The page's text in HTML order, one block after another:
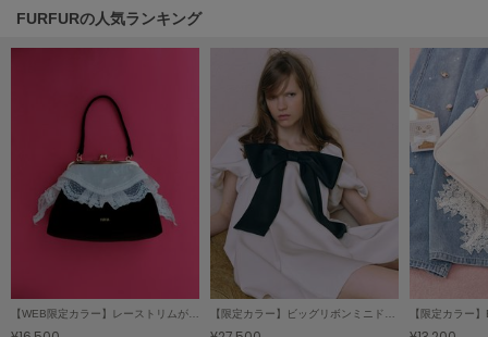
ザバーネット
トゥデイフル
TSURU by Mariko Oikawa
ツルバイマリコオイカワ
アグ
FURFURの人気ランキング
【限定カラー